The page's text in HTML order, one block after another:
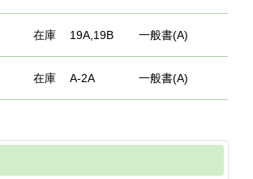
在庫 19A,19B 一般書(A)
在庫 A-2A 一般書(A)